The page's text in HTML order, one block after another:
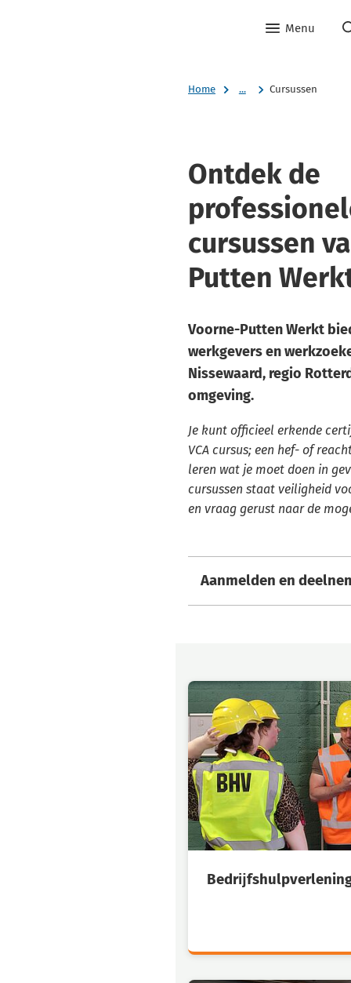
Menu
Home ... Cursussen
Ontdek de
cursussen
Putten
Voorne-Putten Werkt
werkgevers en
Nissewaard, regio
omgeving.
Je kunt officieel erkende
VCA cursus; een hef- of
leren wat je moet doen in
cursussen staat veiligheid
en vraag gerust naar de
Aanmelden en